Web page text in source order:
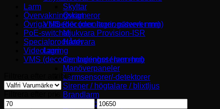
Skyltar
Övrigt
VMS (decoder, lagringsserver mm)
Mjukvara Provision-ISR
Hårdvara
Larm
Centralenhet / larm-hub
Manöverpaneler
Larmsensorer/-detektorer
Sirener / högtalare / blixtljus
Brandlarm
Larmknapp / kontroll
Larm
Övervakningskameror
Övriga tillbehör (monitorer, nätverk mm)
PoE-switchar
Specialprodukter
Videolagring
VMS (decoder, lagringsserver mm)
Filtrera efter attribut
Min
Max